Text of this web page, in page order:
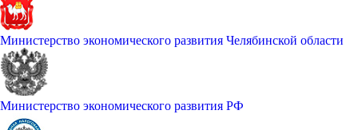
Министерство экономического развития Челябинской области
Министерство экономического развития РФ